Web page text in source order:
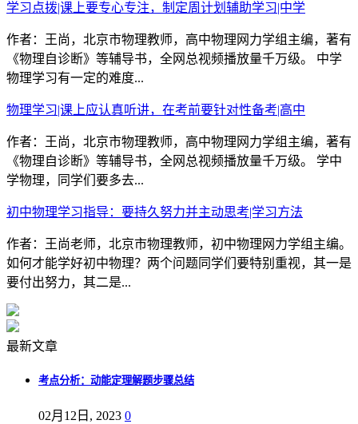
学习点拨|课上要专心专注，制定周计划辅助学习|中学
作者：王尚，北京市物理教师，高中物理网力学组主编，著有
《物理自诊断》等辅导书，全网总视频播放量千万级。 中学
物理学习有一定的难度...
物理学习|课上应认真听讲，在考前要针对性备考|高中
作者：王尚，北京市物理教师，高中物理网力学组主编，著有
《物理自诊断》等辅导书，全网总视频播放量千万级。 学中
学物理，同学们要多去...
初中物理学习指导：要持久努力并主动思考|学习方法
作者：王尚老师，北京市物理教师，初中物理网力学组主编。
如何才能学好初中物理？两个问题同学们要特别重视，其一是
要付出努力，其二是...
最新文章
考点分析：动能定理解题步骤总结
02月12日, 2023 0